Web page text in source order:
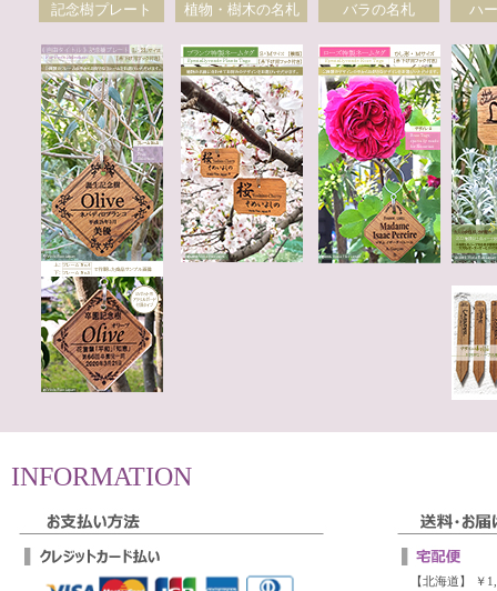
記念樹プレート 植物・樹木の名札 バラの名札 ハ
INFORMATION
【北海道】 ￥